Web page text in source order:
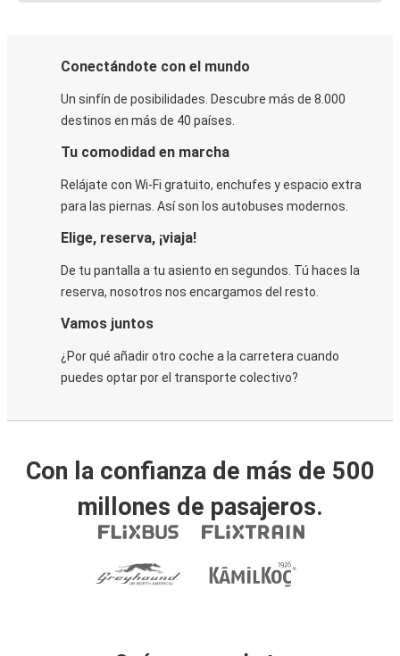
Conectándote con el mundo
Un sinfín de posibilidades. Descubre más de 8.000
destinos en más de 40 países.
Tu comodidad en marcha
Relájate con Wi-Fi gratuito, enchufes y espacio extra
para las piernas. Así son los autobuses modernos.
Elige, reserva, ¡viaja!
De tu pantalla a tu asiento en segundos. Tú haces la
reserva, nosotros nos encargamos del resto.
Vamos juntos
¿Por qué añadir otro coche a la carretera cuando
puedes optar por el transporte colectivo?
Con la confianza de más de 500
millones de pasajeros.